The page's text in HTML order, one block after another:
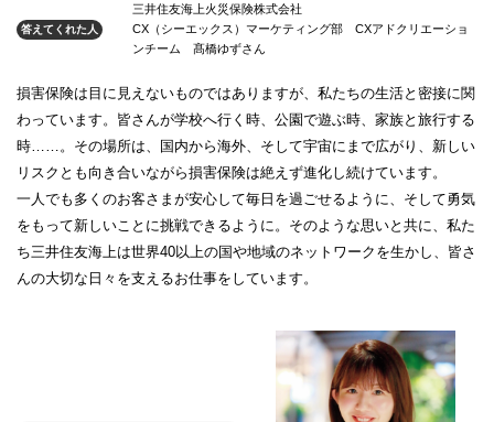
答えてくれた人
三井住友海上火災保険株式会社
CX（シーエックス）マーケティング部 CXアドクリエーショ
ンチーム 髙橋ゆずさん
損害保険は目に見えないものではありますが、私たちの生活と密接に関
わっています。皆さんが学校へ行く時、公園で遊ぶ時、家族と旅行する
時……。その場所は、国内から海外、そして宇宙にまで広がり、新しい
リスクとも向き合いながら損害保険は絶えず進化し続けています。
一人でも多くのお客さまが安心して毎日を過ごせるように、そして勇気
をもって新しいことに挑戦できるように。そのような思いと共に、私た
ち三井住友海上は世界40以上の国や地域のネットワークを生かし、皆さ
んの大切な日々を支えるお仕事をしています。